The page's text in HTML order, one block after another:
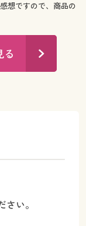
想ですので、商品の
る
い。